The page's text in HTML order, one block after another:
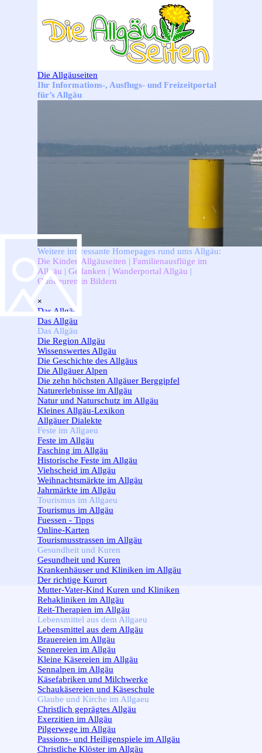
Die Allgäuseiten
Ihr Informations-, Ausflugs- und Freizeitportal
für’s Allgäu
Weitere interessante Homepages rund ums Allgäu:
Die Kinder-Allgäuseiten | Familienausflüge im
Allgäu | Gedanken | Wanderportal Allgäu |
Ottobeuren in Bildern
×
Das Allgäu
Das Allgäu
Das Allgäu
Die Region Allgäu
Wissenswertes Allgäu
Die Geschichte des Allgäus
Die Allgäuer Alpen
Die zehn höchsten Allgäuer Berggipfel
Naturerlebnisse im Allgäu
Natur und Naturschutz im Allgäu
Kleines Allgäu-Lexikon
Allgäuer Dialekte
Feste im Allgaeu
Feste im Allgäu
Fasching im Allgäu
Historische Feste im Allgäu
Viehscheid im Allgäu
Weihnachtsmärkte im Allgäu
Jahrmärkte im Allgäu
Tourismus im Allgaeu
Tourismus im Allgäu
Fuessen - Tipps
Online-Karten
Tourismusstrassen im Allgäu
Gesundheit und Kuren
Gesundheit und Kuren
Krankenhäuser und Kliniken im Allgäu
Der richtige Kurort
Mutter-Vater-Kind Kuren und Kliniken
Rehakliniken im Allgäu
Reit-Therapien im Allgäu
Lebensmittel aus dem Allgaeu
Lebensmittel aus dem Allgäu
Brauereien im Allgäu
Sennereien im Allgäu
Kleine Käsereien im Allgäu
Sennalpen im Allgäu
Käsefabriken und Milchwerke
Schaukäsereien und Käseschule
Glaube und Kirche im Allgaeu
Christlich geprägtes Allgäu
Exerzitien im Allgäu
Pilgerwege im Allgäu
Passions- und Heiligenspiele im Allgäu
Christliche Klöster im Allgäu